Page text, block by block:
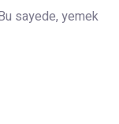
sayede, yemek